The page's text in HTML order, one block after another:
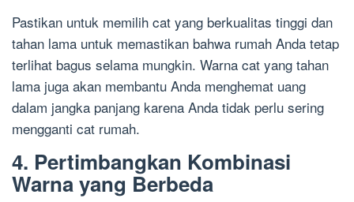
Pastikan untuk memilih cat yang berkualitas tinggi dan
tahan lama untuk memastikan bahwa rumah Anda tetap
terlihat bagus selama mungkin. Warna cat yang tahan
lama juga akan membantu Anda menghemat uang
dalam jangka panjang karena Anda tidak perlu sering
mengganti cat rumah.
4. Pertimbangkan Kombinasi
Warna yang Berbeda